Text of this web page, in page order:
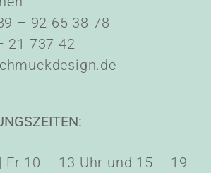
– 92 65 38 78
21 737 42
Fr 10 – 13 Uhr und 15 – 19